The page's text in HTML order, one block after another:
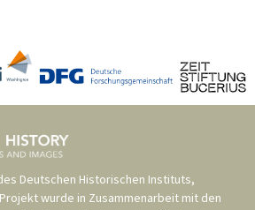
Deutschen Historischen Instituts,
Projekt wurde in Zusammenarbeit mit den